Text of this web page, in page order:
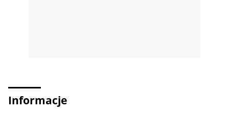
Informacje